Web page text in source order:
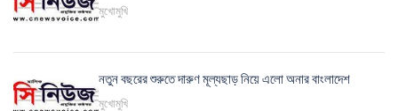
মুখোমুখি
নতুন বছরের শুরুতে দারুণ মূল্যছাড় নিয়ে এলো অনার বাংলাদেশ
মুখোমুখি